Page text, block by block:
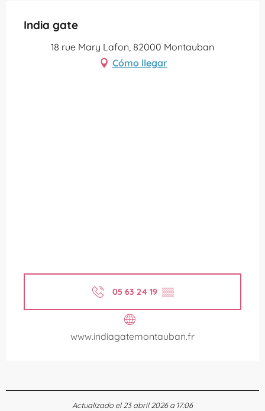
India gate
18 rue Mary Lafon, 82000 Montauban
Cómo llegar
05 63 24 19 ▒▒
www.indiagatemontauban.fr
Actualizado el 23 abril 2026 a 17:06